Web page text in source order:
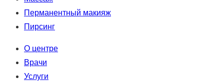
Перманентный макияж
Пирсинг
О центре
Врачи
Услуги